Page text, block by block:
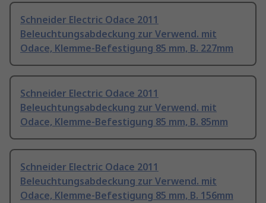
Schneider Electric Odace 2011
Beleuchtungsabdeckung zur Verwend. mit
Odace, Klemme-Befestigung 85 mm, B. 227mm
Schneider Electric Odace 2011
Beleuchtungsabdeckung zur Verwend. mit
Odace, Klemme-Befestigung 85 mm, B. 85mm
Schneider Electric Odace 2011
Beleuchtungsabdeckung zur Verwend. mit
Odace, Klemme-Befestigung 85 mm, B. 156mm